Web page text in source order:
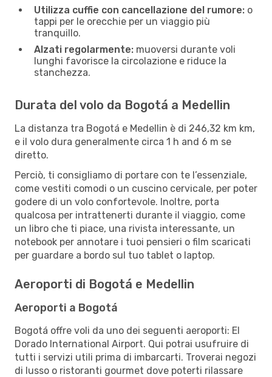
Utilizza cuffie con cancellazione del rumore: o
tappi per le orecchie per un viaggio più
tranquillo.
Alzati regolarmente: muoversi durante voli
lunghi favorisce la circolazione e riduce la
stanchezza.
Durata del volo da Bogotá a Medellin
La distanza tra Bogotá e Medellin è di 246,32 km km,
e il volo dura generalmente circa 1 h and 6 m se
diretto.
Perciò, ti consigliamo di portare con te l’essenziale,
come vestiti comodi o un cuscino cervicale, per poter
godere di un volo confortevole. Inoltre, porta
qualcosa per intrattenerti durante il viaggio, come
un libro che ti piace, una rivista interessante, un
notebook per annotare i tuoi pensieri o film scaricati
per guardare a bordo sul tuo tablet o laptop.
Aeroporti di Bogotá e Medellin
Aeroporti a Bogotá
Bogotá offre voli da uno dei seguenti aeroporti: El
Dorado International Airport. Qui potrai usufruire di
tutti i servizi utili prima di imbarcarti. Troverai negozi
di lusso o ristoranti gourmet dove poterti rilassare